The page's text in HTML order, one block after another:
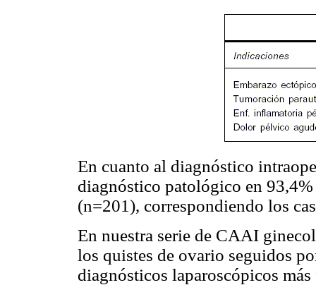
En cuanto al diagnóstico
diagnóstico patológico en
(n=201), correspondiendo los
En nuestra serie de CAAI
los quistes de ovario seguidos
diagnósticos laparoscópicos más